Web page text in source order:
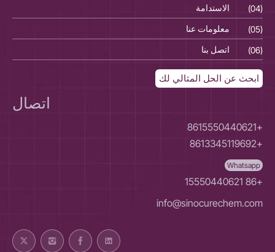
(04)
الاستدامة
(05)
معلومات عنا
(06)
اتصل بنا
ابحث عن الحل المثالي لك
اتصال
+8615550440621
+8613345119692
Whatsapp
+86 15550440621
info@sinocurechem.com